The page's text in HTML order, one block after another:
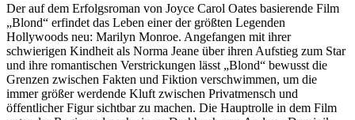
Der auf dem Erfolgsroman von Joyce Carol Oates basierende Film
„Blond“ erfindet das Leben einer der größten Legenden
Hollywoods neu: Marilyn Monroe. Angefangen mit ihrer
schwierigen Kindheit als Norma Jeane über ihren Aufstieg zum Star
und ihre romantischen Verstrickungen lässt „Blond“ bewusst die
Grenzen zwischen Fakten und Fiktion verschwimmen, um die
immer größer werdende Kluft zwischen Privatmensch und
öffentlicher Figur sichtbar zu machen. Die Hauptrolle in dem Film